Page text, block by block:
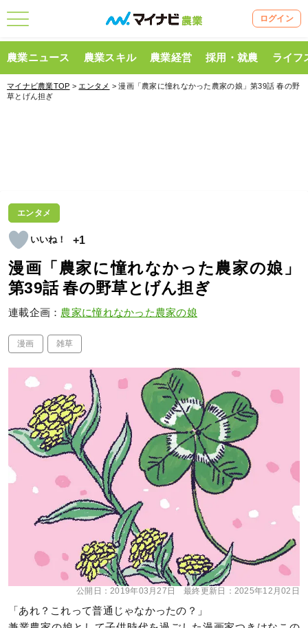
ログイン
農業ニュース 農業スキル 農業経営 採用・就農 ライフ
マイナビ農業TOP > エンタメ > 漫画「農家に憧れなかった農家の娘」第39話 春の野
草とげん担ぎ
エンタメ
+1
漫画「農家に憧れなかった農家の娘」
第39話 春の野草とげん担ぎ
連載企画： 農家に憧れなかった農家の娘
漫画 雑草
公開日：2019年03月27日 最終更新日： 2025年12月02日
「あれ？これって普通じゃなかったの？」